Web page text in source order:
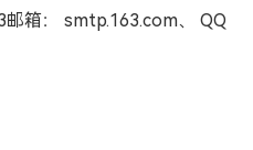
箱： smtp.163.com、 QQ